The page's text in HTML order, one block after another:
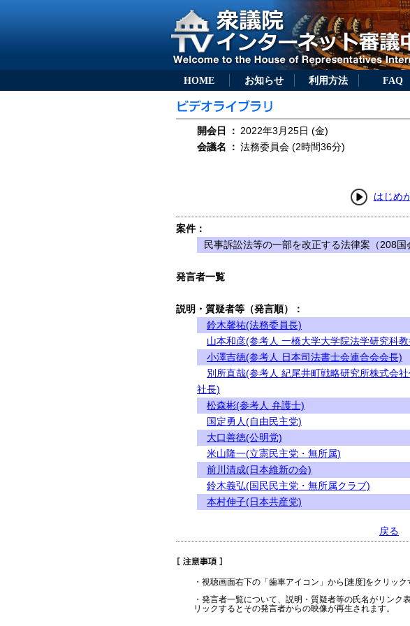
HOME お知らせ 利用方法 FAQ
開会日 ： 2022年3月25日 (金)
会議名
： 法務委員会 (2時間36分)
はじめ
案件：
民事訴訟法等の一部を改正する法律案（208国
発言者一覧
説明・質疑者等（発言順）：
鈴木馨祐(法務委員長)
山本和彦(参考人 一橋大学大学院法学研究科
小澤吉徳(参考人 日本司法書士会連合会会長)
別所直哉(参考人 紀尾井町戦略研究所株式会
社長)
松森彬(参考人 弁護士)
国定勇人(自由民主党)
大口善徳(公明党)
米山隆一(立憲民主党・無所属)
前川清成(日本維新の会)
鈴木義弘(国民民主党・無所属クラブ)
本村伸子(日本共産党)
戻る
・視聴画面右下の「歯車アイコン」から[速度]をクリッ
・発言者一覧について、説明・質疑者等の氏名がリンク
リックするとその発言者からの映像が再生されます。